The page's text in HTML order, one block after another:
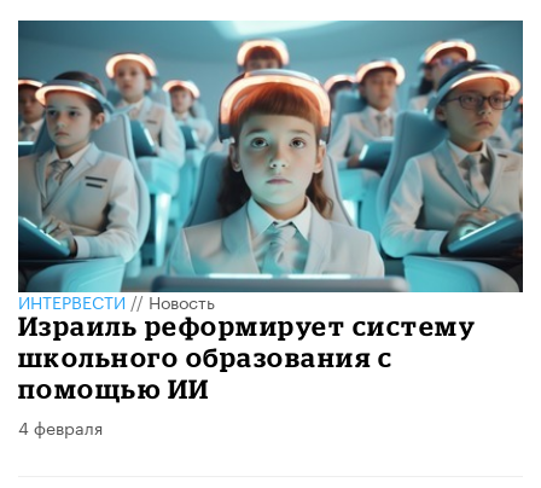
ИНТЕРВЕСТИ//Новость
Израиль реформирует систему
школьного образования с
помощью ИИ
4 февраля